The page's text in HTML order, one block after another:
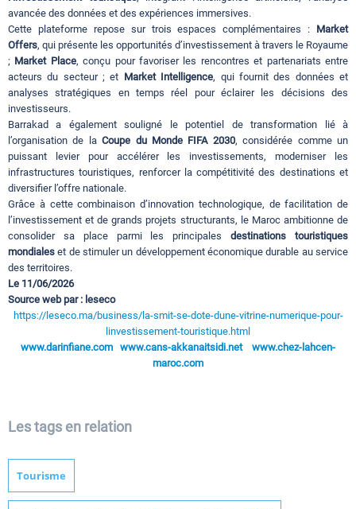
avancée des données et des expériences immersives.
Cette plateforme repose sur trois espaces complémentaires : Market
Offers, qui présente les opportunités d’investissement à travers le Royaume
; Market Place, conçu pour favoriser les rencontres et partenariats entre
acteurs du secteur ; et Market Intelligence, qui fournit des données et
analyses stratégiques en temps réel pour éclairer les décisions des
investisseurs.
Barrakad a également souligné le potentiel de transformation lié à
l’organisation de laCoupe du Monde FIFA 2030, considérée comme un
puissant levier pour accélérer les investissements, moderniser les
infrastructures touristiques, renforcer la compétitivité des destinations et
diversifier l’offre nationale.
Grâce à cette combinaison d’innovation technologique, de facilitation de
l’investissement et de grands projets structurants, le Maroc ambitionne de
consolider sa place parmi les principalesdestinations touristiques
mondiales et de stimuler un développement économique durable au service
des territoires.
Le 11/06/2026
Source web par : leseco
https://leseco.ma/business/la-smit-se-dote-dune-vitrine-numerique-pour-
linvestissement-touristique.html
www.darinfiane.com www.cans-akkanaitsidi.net
www.chez-lahcen-
maroc.com
Les tags en relation
Tourisme